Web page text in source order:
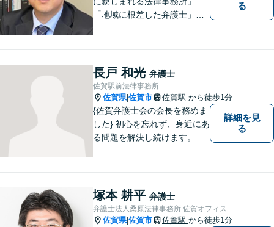
「地域に根差した弁護士」を
など幅広く対応しております
ので、まずはお気軽にご相談
下さい。【JR佐賀駅1分】
【子連れ相談可】
る
長戸 和光 弁護士
佐賀駅前法律事務所
佐賀県|佐賀市 佐賀駅 から徒歩1分
{佐賀弁護士会の会長を務めま
した} 初心を忘れず、身近にあ
る問題を解決し続けます。
詳細を見
る
塚本 耕平 弁護士
弁護士法人桑原法律事務所 佐賀オフィス
佐賀県|佐賀市 佐賀駅 から徒歩1分